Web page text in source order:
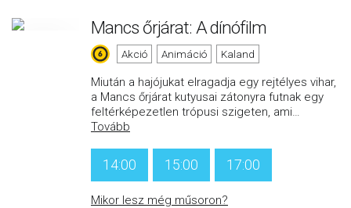
Mancs őrjárat: A dínófilm
Akció Animáció Kaland
Miután a hajójukat elragadja egy rejtélyes vihar,
a Mancs őrjárat kutyusai zátonyra futnak egy
feltérképezetlen trópusi szigeten, ami…
Tovább
14:00 15:00 17:00
Mikor lesz még műsoron?